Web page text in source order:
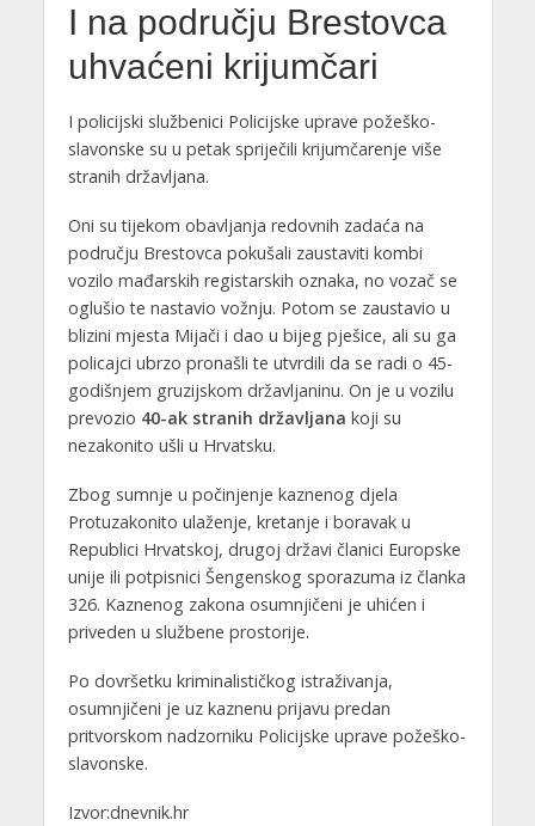
I na području Brestovca
uhvaćeni krijumčari
I policijski službenici Policijske uprave požeško-
slavonske su u petak spriječili krijumčarenje više
stranih državljana.
Oni su tijekom obavljanja redovnih zadaća na
području Brestovca pokušali zaustaviti kombi
vozilo mađarskih registarskih oznaka, no vozač se
oglušio te nastavio vožnju. Potom se zaustavio u
blizini mjesta Mijači i dao u bijeg pješice, ali su ga
policajci ubrzo pronašli te utvrdili da se radi o 45-
godišnjem gruzijskom državljaninu. On je u vozilu
prevozio 40-ak stranih državljana koji su
nezakonito ušli u Hrvatsku.
Zbog sumnje u počinjenje kaznenog djela
Protuzakonito ulaženje, kretanje i boravak u
Republici Hrvatskoj, drugoj državi članici Europske
unije ili potpisnici Šengenskog sporazuma iz članka
326. Kaznenog zakona osumnjičeni je uhićen i
priveden u službene prostorije.
Po dovršetku kriminalističkog istraživanja,
osumnjičeni je uz kaznenu prijavu predan
pritvorskom nadzorniku Policijske uprave požeško-
slavonske.
Izvor:dnevnik.hr